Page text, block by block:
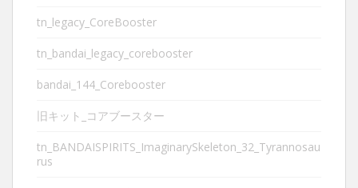
tn_legacy_CoreBooster
tn_bandai_legacy_corebooster
bandai_144_Corebooster
旧キット_コアブースター
tn_BANDAISPIRITS_ImaginarySkeleton_32_Tyrannosau
rus